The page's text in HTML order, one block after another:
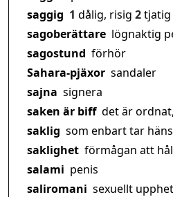
saggig 1 dålig, risig 2tjatig
sagoberättare lögnaktig
sagostund förhör
Sahara-pjäxor sandaler
sajna signera
saken är biff det är
saklig som enbart tar
saklighet förmågan att
salami penis
saliromani sexuellt